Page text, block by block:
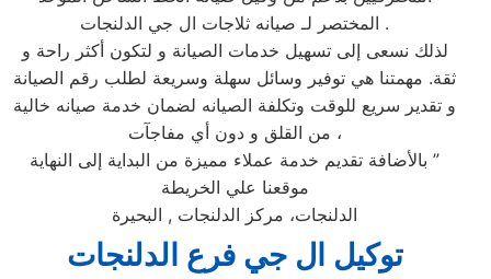
المختصر لـ صيانه ثلاجات ال جي الدلنجات .
لذلك نسعى إلى تسهيل خدمات الصيانة و لتكون أكثر راحة و
ثقة. مهمتنا هي توفير وسائل سهلة وسريعة لطلب رقم الصيانة
و تقدير سريع للوقت وتكلفة الصيانه لضمان خدمة صيانه خالية
من القلق و دون أي مفاجآت ،
بالأضافة تقديم خدمة عملاء مميزة من البداية إلى النهاية ”
موقعنا علي الخريطة
الدلنجات، مركز الدلنجات , البحيرة
توكيل ال جي فرع الدلنجات